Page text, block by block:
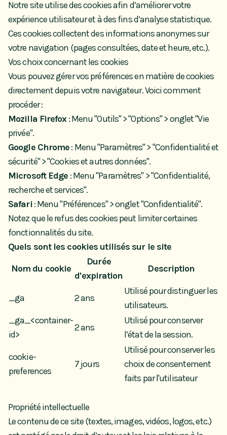
Notre site utilise des cookies afin d’améliorer votre
expérience utilisateur et à des fins d’analyse statistique.
Ces cookies collectent des informations anonymes sur
votre navigation (pages consultées, date et heure, etc.).
Vos choix concernant les cookies
Vous pouvez gérer vos préférences en matière de cookies
directement depuis votre navigateur. Voici comment
procéder :
Mozilla Firefox: Menu "Outils" > "Options" > onglet "Vie
privée".
Google Chrome: Menu "Paramètres" > "Confidentialité et
sécurité" > "Cookies et autres données".
Microsoft Edge : Menu "Paramètres" > "Confidentialité,
recherche et services".
Safari: Menu "Préférences" > onglet "Confidentialité".
Notez que le refus des cookies peut limiter certaines
fonctionnalités du site.
Quels sont les cookies utilisés sur le site
Nom du cookie
Durée
d'expiration
Description
_ga 2 ans
Utilisé pour distinguer les
utilisateurs.
_ga_<container-
id>
2 ans
Utilisé pour conserver
l’état de la session.
cookie-
preferences
7 jours
Utilisé pour conserver les
choix de consentement
faits par l'utilisateur
Propriété intellectuelle
Le contenu de ce site (textes, images, vidéos, logos, etc.)